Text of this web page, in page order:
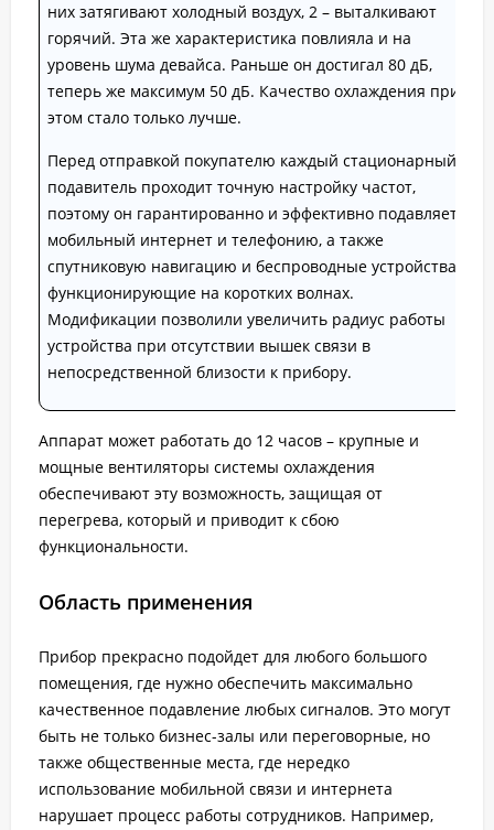
них затягивают холодный воздух, 2 – выталкивают
горячий. Эта же характеристика повлияла и на
уровень шума девайса. Раньше он достигал 80 дБ,
теперь же максимум 50 дБ. Качество охлаждения при
этом стало только лучше.
Перед отправкой покупателю каждый стационарный
подавитель проходит точную настройку частот,
поэтому он гарантированно и эффективно подавляет
мобильный интернет и телефонию, а также
спутниковую навигацию и беспроводные устройства,
функционирующие на коротких волнах.
Модификации позволили увеличить радиус работы
устройства при отсутствии вышек связи в
непосредственной близости к прибору.
Аппарат может работать до 12 часов – крупные и
мощные вентиляторы системы охлаждения
обеспечивают эту возможность, защищая от
перегрева, который и приводит к сбою
функциональности.
Область применения
Прибор прекрасно подойдет для любого большого
помещения, где нужно обеспечить максимально
качественное подавление любых сигналов. Это могут
быть не только бизнес-залы или переговорные, но
также общественные места, где нередко
использование мобильной связи и интернета
нарушает процесс работы сотрудников. Например,